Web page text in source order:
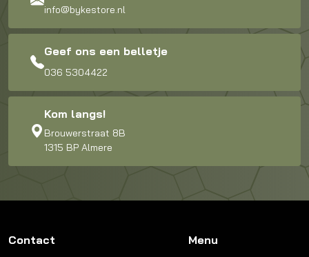
info@bykestore.nl
Geef ons een belletje
036 5304422
Kom langs!
Brouwerstraat 8B
1315 BP Almere
Contact Menu